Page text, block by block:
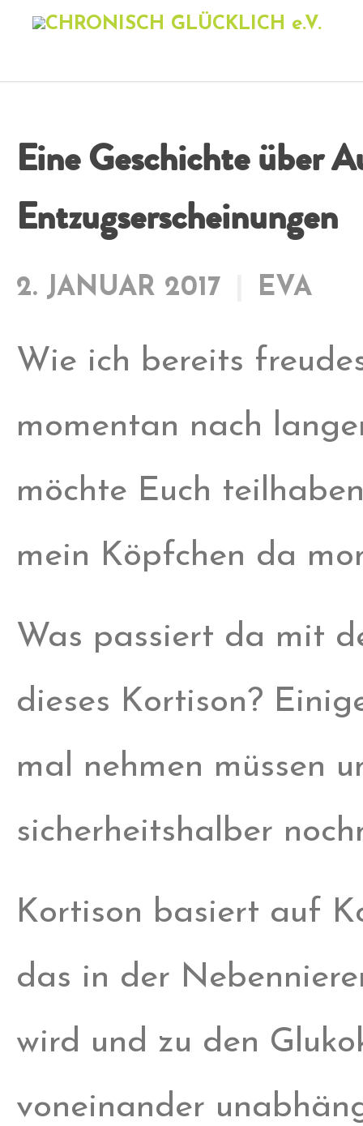
Eine Geschichte über
Entzugserscheinungen
2. JANUAR 2017 EVA
Wie ich bereits
momentan nach
möchte Euch
mein Köpfchen da
Was passiert da mit
dieses Kortison?
mal nehmen müssen
sicherheitshalber
Kortison basiert auf
das in der
wird und zu den
voneinander